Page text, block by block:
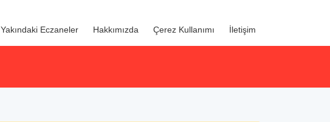
Yakındaki Eczaneler Hakkımızda Çerez Kullanımı İletişim